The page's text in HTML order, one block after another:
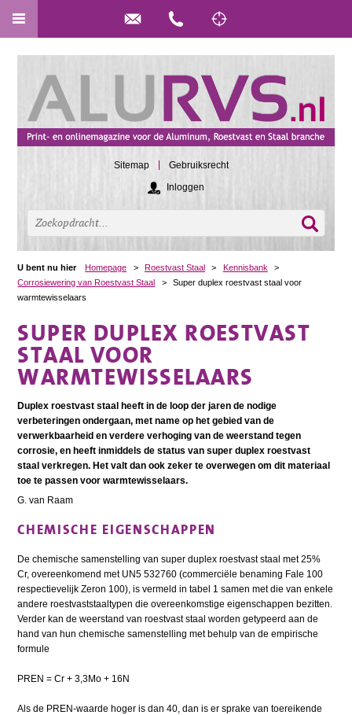
Sitemap
Gebruiksrecht
Inloggen
U bent nu hier Homepage > Roestvast Staal > Kennisbank
>
Corrosiewering van Roestvast Staal
>
Super duplex roestvast staal voor
warmtewisselaars
SUPER DUPLEX ROESTVAST
STAAL VOOR
WARMTEWISSELAARS
Duplex roestvast staal heeft in de loop der jaren de nodige
verbeteringen ondergaan, met name op het gebied van de
verwerkbaarheid en verdere verhoging van de weerstand tegen
corrosie, en heeft inmiddels de status van super duplex roestvast
staal verkregen. Het valt dan ook zeker te overwegen om dit materiaal
toe te passen voor warmtewisselaars.
G. van Raam
CHEMISCHE EIGENSCHAPPEN
De chemische samenstelling van super duplex roestvast staal met 25%
Cr, overeenkomend met UN5 532760 (commerciële benaming Fale 100
respectievelijk Zeron 100), is vermeld in tabel 1 samen met die van enkele
andere roestvaststaaltypen die overeenkomstige eigenschappen bezitten.
Verder kan de weerstand van roestvast staal worden getypeerd aan de
hand van hun chemische samenstelling met behulp van de empirische
formule
PREN = Cr + 3,3Mo + 16N
Als de PREN-waarde hoger is dan 40, dan is er sprake van toereikende